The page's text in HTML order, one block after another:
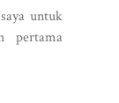
untuk
pertama